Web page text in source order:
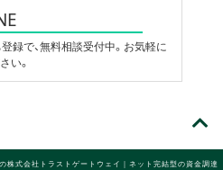
録で、無料相談受付中。お気軽に
い。
式会社トラストゲートウェイ｜ネット完結型の資金調達